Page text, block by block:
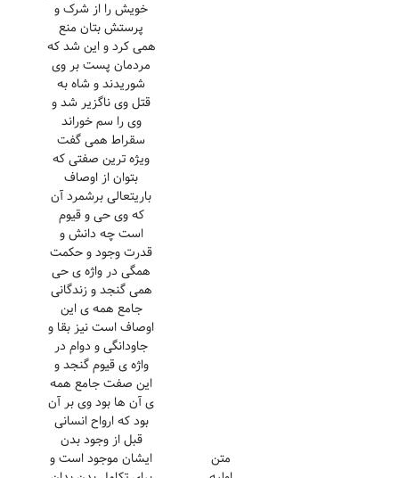
متن
خویش را از شرک و
پرستش بتان منع
همی کرد و این شد که
مردمان پست بر وی
شوریدند و شاه به
قتل وی ناگزیر شد و
وی را سم خوراند
سقراط همی گفت
ویژه ترین صفتی که
بتوان از اوصاف
باریتعالی برشمرد آن
که وی حی و قیوم
است چه دانش و
قدرت وجود و حکمت
همگی در واژه ی حی
همی گنجد و زندگانی
جامع همه ی این
اوصاف است نیز بقا و
جاودانگی و دوام در
واژه ی قیوم گنجد و
این صفت جامع همه
ی آن ها بود وی بر آن
بود که ارواح انسانی
قبل از وجود بدن
ایشان موجود است و